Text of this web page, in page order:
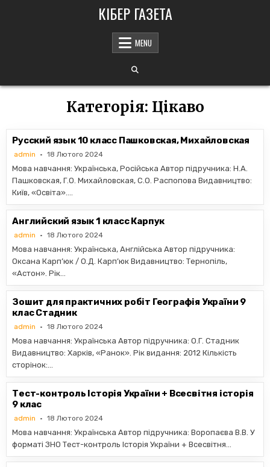
КІБЕР ГАЗЕТА
MENU
Категорія: Цікаво
Русский язык 10 класс Пашковская, Михайловская
admin 18 Лютого 2024
Мова навчання: Українська, Російська Автор підручника: Н.А.
Пашковская, Г.О. Михайловская, С.О. Распопова Видавництво:
Київ, «Освiта»….
Английский язык 1 класс Карпук
admin 18 Лютого 2024
Мова навчання: Українська, Англійська Автор підручника:
Оксана Карп’юк / О.Д. Карп’юк Видавництво: Тернопіль,
«Астон». Рік…
Зошит для практичних робіт Географія України 9
клас Стадник
admin 18 Лютого 2024
Мова навчання: Українська Автор підручника: О.Г. Стадник
Видавництво: Харків, «Ранок». Рік видання: 2012 Кількість
сторінок:…
Тест-контроль Історія України + Всесвітня історія
9 клас
admin 18 Лютого 2024
Мова навчання: Українська Автор підручника: Воропаєва В.В. У
форматі ЗНО Тест-контроль Історія України + Всесвітня…